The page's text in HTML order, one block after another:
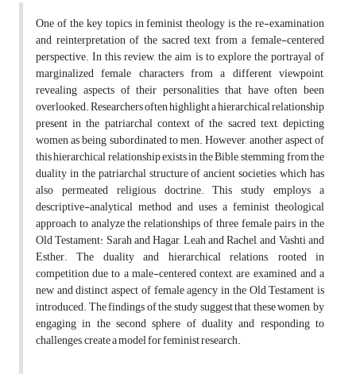
One of the key topics in feminist theology is the re-examination
and reinterpretation of the sacred text from a female-centered
perspective. In this review, the aim is to explore the portrayal of
marginalized female characters from a different viewpoint,
revealing aspects of their personalities that have often been
overlooked. Researchers often highlight a hierarchical relationship
present in the patriarchal context of the sacred text, depicting
women as being subordinated to men. However, another aspect of
this hierarchical relationship exists in the Bible, stemming from the
duality in the patriarchal structure of ancient societies, which has
also permeated religious doctrine. This study employs a
descriptive-analytical method and uses a feminist theological
approach to analyze the relationships of three female pairs in the
Old Testament: Sarah and Hagar, Leah and Rachel, and Vashti and
Esther. The duality and hierarchical relations, rooted in
competition due to a male-centered context, are examined, and a
new and distinct aspect of female agency in the Old Testament is
introduced. The findings of the study suggest that these women, by
engaging in the second sphere of duality and responding to
challenges, create a model for feminist research.